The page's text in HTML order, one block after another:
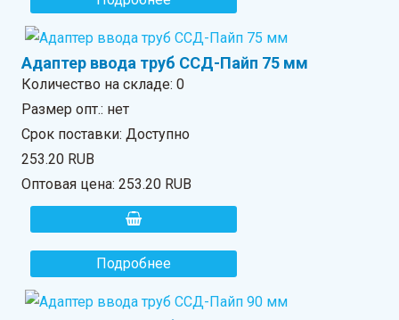
Адаптер ввода труб ССД-Пайп 75 мм
Количество на складе:0
Размер опт.: нет
Срок поставки: Доступно
253.20 RUB
Оптовая цена:253.20 RUB
Подробнее